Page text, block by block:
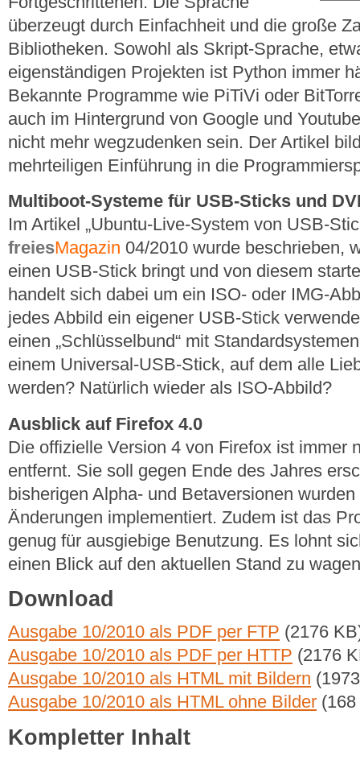
überzeugt durch Einfachheit und die große
Bibliotheken. Sowohl als Skript-Sprache,
eigenständigen Projekten ist Python immer
Bekannte Programme wie PiTiVi oder
auch im Hintergrund von Google und
nicht mehr wegzudenken sein. Der Artikel
mehrteiligen Einführung in die
Multiboot-Systeme für USB-Sticks und
Im Artikel „Ubuntu-Live-System von USB-
freiesMagazin 04/2010 wurde beschrieben,
einen USB-Stick bringt und von diesem
handelt sich dabei um ein ISO- oder IMG-
jedes Abbild ein eigener USB-Stick
einen „Schlüsselbund“ mit
einem Universal-USB-Stick, auf dem alle
werden? Natürlich wieder als ISO-Abbild?
Ausblick auf Firefox 4.0
Die offizielle Version 4 von Firefox ist immer
entfernt. Sie soll gegen Ende des Jahres
bisherigen Alpha- und Betaversionen
Änderungen implementiert. Zudem ist das
genug für ausgiebige Benutzung. Es lohnt
einen Blick auf den aktuellen Stand zu
Download
Ausgabe 10/2010 als PDF per FTP (2176
Ausgabe 10/2010 als PDF per HTTP (2176
Ausgabe 10/2010 als HTML mit Bildern
Ausgabe 10/2010 als HTML ohne Bilder
Kompletter Inhalt